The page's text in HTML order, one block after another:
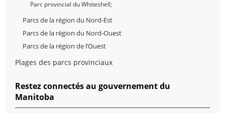
Parc provincial du Whiteshell;
Parcs de la région du Nord-Est
Parcs de la région du Nord-Ouest
Parcs de la région de l’Ouest
Plages des parcs provinciaux
Restez connectés au gouvernement du
Manitoba